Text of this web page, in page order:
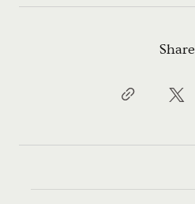
Share